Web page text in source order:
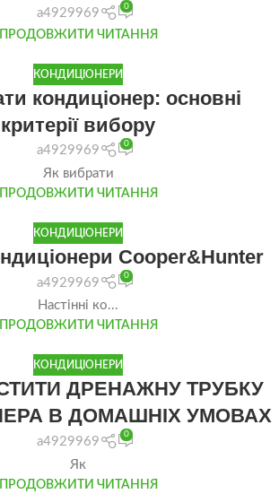
a4929969
0
ПРОДОВЖИТИ ЧИТАННЯ
КОНДИЦІОНЕРИ
кондиціонер: основні
критерії вибору
a4929969
0
Як вибрати
ПРОДОВЖИТИ ЧИТАННЯ
КОНДИЦІОНЕРИ
Cooper&Hunter
a4929969
0
Настінні ко...
ПРОДОВЖИТИ ЧИТАННЯ
КОНДИЦІОНЕРИ
ДРЕНАЖНУ ТРУБКУ
В ДОМАШНІХ УМОВАХ
a4929969
0
Як
ПРОДОВЖИТИ ЧИТАННЯ